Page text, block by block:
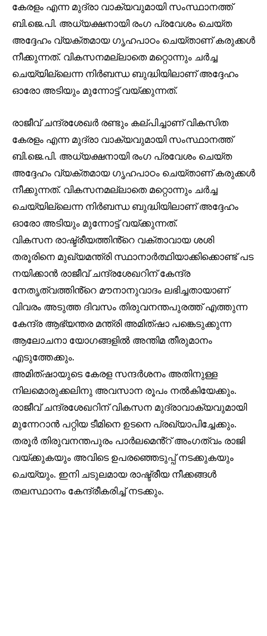
Join our community of
SUBSCRIBERS and be part of the
conversation.
To subscribe, simply enter your email address on our website
or click the subscribe button below. Don't worry, we respect
your privacy and won't spam your inbox. Your information is
safe with us.
32,111 32,214 11,243
കേരളം എന്ന മുദ്രാ വാക്യവുമായി സംസ്ഥാനത്ത്
ബി.ജെ.പി. അധ്യക്ഷനായി രംഗ പ്രവേശം ചെയ്ത
അദ്ദേഹം വ്യക്തമായ ഗൃഹപാഠം ചെയ്താണ് കരുക്കൾ
നീക്കുന്നത്. വികസനമല്ലാതെ മറ്റൊന്നും ചർച്ച
ചെയ്യില്ലെന്ന നിർബന്ധ ബുദ്ധിയിലാണ് അദ്ദേഹം
ഓരോ അടിയും മുന്നോട്ട് വയ്ക്കുന്നത്.
രാജീവ് ചന്ദ്രശേഖർ രണ്ടും കല്പിച്ചാണ് വികസിത
കേരളം എന്ന മുദ്രാ വാക്യവുമായി സംസ്ഥാനത്ത്
ബി.ജെ.പി. അധ്യക്ഷനായി രംഗ പ്രവേശം ചെയ്ത
അദ്ദേഹം വ്യക്തമായ ഗൃഹപാഠം ചെയ്താണ് കരുക്കൾ
നീക്കുന്നത്. വികസനമല്ലാതെ മറ്റൊന്നും ചർച്ച
ചെയ്യില്ലെന്ന നിർബന്ധ ബുദ്ധിയിലാണ് അദ്ദേഹം
ഓരോ അടിയും മുന്നോട്ട് വയ്ക്കുന്നത്.
വികസന രാഷ്ട്രീയത്തിൻ്റെ വക്താവായ ശശി
തരൂരിനെ മുഖ്യമന്ത്രി സ്ഥാനാർത്ഥിയാക്കിക്കൊണ്ട് പട
നയിക്കാൻ രാജീവ് ചന്ദ്രശേഖറിന് കേന്ദ്ര
നേതൃത്വത്തിൻ്റെ മൗനാനുവാദം ലഭിച്ചതായാണ്
വിവരം അടുത്ത ദിവസം തിരുവനന്തപുരത്ത് എത്തുന്ന
കേന്ദ്ര ആഭ്യന്തര മന്ത്രി അമിത്ഷാ പങ്കെടുക്കുന്ന
ആലോചനാ യോഗങ്ങളിൽ അന്തിമ തീരുമാനം
എടുത്തേക്കും.
അമിത്ഷായുടെ കേരള സന്ദർശനം അതിനുള്ള
നിലമൊരുക്കലിനു അവസാന രൂപം നൽകിയേക്കും.
രാജീവ് ചന്ദ്രശേഖറിന് വികസന മുദ്രാവാക്യവുമായി
മുന്നേറാൻ പറ്റിയ ടീമിനെ ഉടനെ പ്രഖ്യാപിച്ചേക്കും.
തരൂർ തിരുവനന്തപുരം പാർലമെൻ്റ് അംഗത്വം രാജി
വയ്ക്കുകയും അവിടെ ഉപരഞ്ഞെടുപ്പ് നടക്കുകയും
ചെയ്യും. ഇനി ചടുലമായ രാഷ്ട്രീയ നീക്കങ്ങൾ
തലസ്ഥാനം കേന്ദ്രീകരിച്ച് നടക്കും.